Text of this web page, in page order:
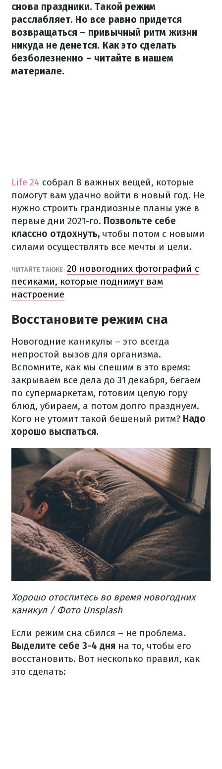
снова праздники. Такой режим
расслабляет. Но все равно придется
возвращаться – привычный ритм жизни
никуда не денется. Как это сделать
безболезненно – читайте в нашем
материале.
Life 24 собрал 8 важных вещей, которые
помогут вам удачно войти в новый год. Не
нужно строить грандиозные планы уже в
первые дни 2021-го. Позвольте себе
классно отдохнуть, чтобы потом с новыми
силами осуществлять все мечты и цели.
ЧИТАЙТЕ ТАКЖЕ 20 новогодних фотографий с
песиками, которые поднимут вам
настроение
Восстановите режим сна
Новогодние каникулы – это всегда
непростой вызов для организма.
Вспомните, как мы спешим в это время:
закрываем все дела до 31 декабря, бегаем
по супермаркетам, готовим целую гору
блюд, убираем, а потом долго празднуем.
Кого не утомит такой бешеный ритм? Надо
хорошо выспаться.​
Хорошо отоспитесь во время новогодних
каникул / Фото Unsplash
Если режим сна сбился – не проблема.
Выделите себе 3-4 дня на то, чтобы его
восстановить. Вот несколько правил, как
это сделать: